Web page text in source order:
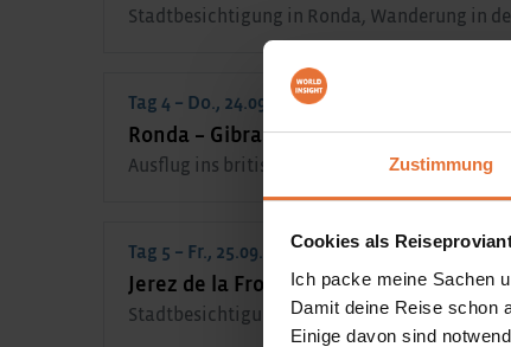
Zustimmung
Cookies als
Ich packe meine Sachen
Damit deine Reise schon
Einige davon sind
Stadtbesichtigung in Ronda, Wanderung in
Tag 4 – Do., 24.09.2026
Ronda – Gibraltar – Jerez de la Frontera
Ausflug ins britische Hoheitsgebiet Gibraltar,
Tag 5 – Fr., 25.09.2026
Jerez de la Frontera – Cádiz – Jerez de
Stadtbesichtigung in Jerez de la Frontera